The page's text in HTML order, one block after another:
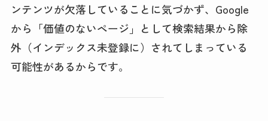
ンテンツが欠落していることに気づかず、Google
から「価値のないページ」として検索結果から除
外（インデックス未登録に）されてしまっている
可能性があるからです。